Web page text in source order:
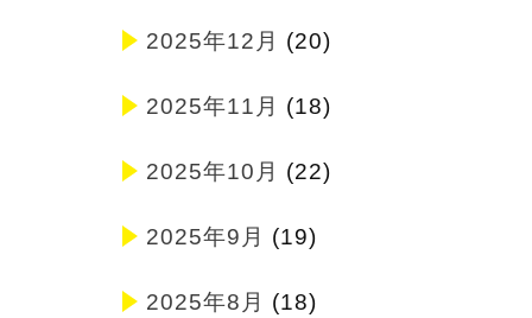
2025年12月 (20)
2025年11月 (18)
2025年10月 (22)
2025年9月 (19)
2025年8月 (18)